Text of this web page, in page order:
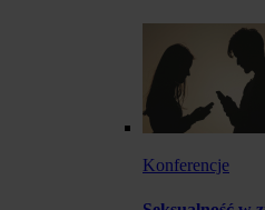
Konferencje